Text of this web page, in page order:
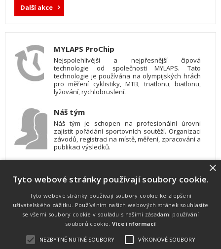
Další akce
MYLAPS ProChip
Nejspolehlivější a nejpřesnější čipová
technologie od společnosti MYLAPS. Tato
technologie je používána na olympijských hrách
pro měření cyklistiky, MTB, triatlonu, biatlonu,
lyžování, rychlobruslení.
Náš tým
Náš tým je schopen na profesionální úrovni
zajistit pořádání sportovních soutěží. Organizaci
závodů, registraci na místě, měření, zpracování a
publikaci výsledků.
Pro měření, zpracování a publikaci výsledků
používáme software vyvinutý na zakázku. Lze
online publikovat výsledky komentátorovi na
obrazovky a s nepatrným zpožděním na
webových stránkách.
×
Tyto webové stránky používají soubory cookie.
Tyto webové stránky používají soubory cookie ke zlepšení
uživatelského zážitku. Používáním našich webových stránek souhlasíte
se všemi soubory cookie v souladu s našimi zásadami používání
souborů cookie. Více informací
NEZBYTNĚ NUTNÉ SOUBORY VÝKONOVÉ SOUBORY